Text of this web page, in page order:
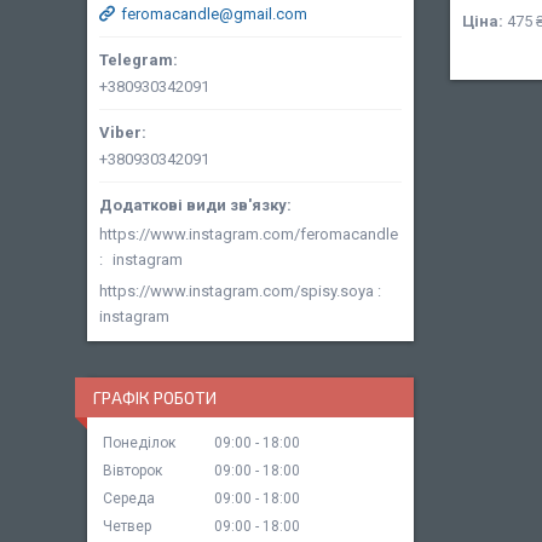
Ціна: 475
feromacandle@gmail.com
+380930342091
+380930342091
https://www.instagram.com/feromacandle
instagram
https://www.instagram.com/spisy.soya
instagram
ГРАФІК РОБОТИ
Понеділок 09:00
18:00
Вівторок
09:00
18:00
Середа
09:00
18:00
Четвер
09:00 18:00